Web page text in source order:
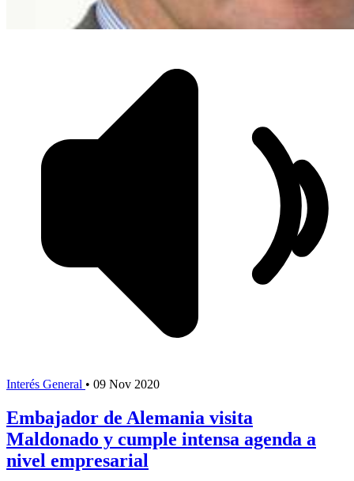
Interés General • 09 Nov 2020
Embajador de Alemania visita
Maldonado y cumple intensa agenda a
nivel empresarial